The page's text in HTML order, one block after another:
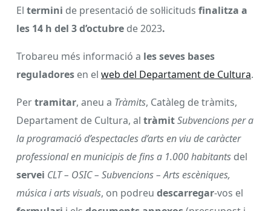
El termini de presentació de sol·licituds finalitza a
les 14 h del 3 d’octubre de 2023.
Trobareu més informació a les seves bases
reguladores en el web del Departament de Cultura.
Pertramitar, aneu a Tràmits, Catàleg de tràmits,
Departament de Cultura, al tràmitSubvencions per a
la programació d’espectacles d’arts en viu de caràcter
professional en municipis de fins a 1.000 habitants del
servei CLT – OSIC – Subvencions – Arts escèniques,
música i arts visuals, on podreu descarregar-vos el